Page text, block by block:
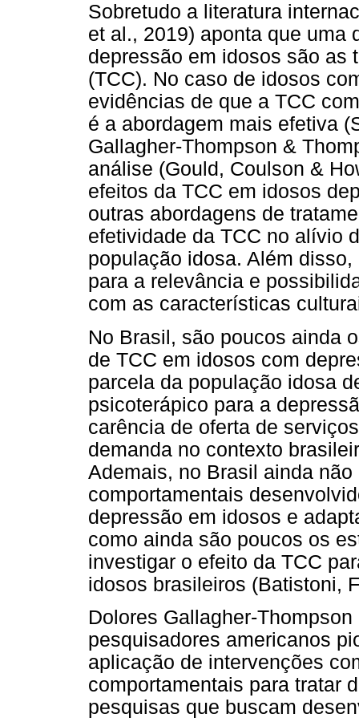
Sobretudo a literatura
et al., 2019) aponta que uma
depressão em idosos são as
(TCC). No caso de idosos
evidências de que a TCC
é a abordagem mais efetiva
Gallagher-Thompson &
análise (Gould, Coulson &
efeitos da TCC em idosos
outras abordagens de
efetividade da TCC no alívio
população idosa. Além
para a relevância e
com as características
No Brasil, são poucos ainda
de TCC em idosos com
parcela da população idosa
psicoterápico para a
carência de oferta de
demanda no contexto
Ademais, no Brasil ainda
comportamentais
depressão em idosos e
como ainda são poucos os
investigar o efeito da TCC
idosos brasileiros (Batistoni,
Dolores Gallagher-
pesquisadores americanos
aplicação de intervenções
comportamentais para tratar
pesquisas que buscam